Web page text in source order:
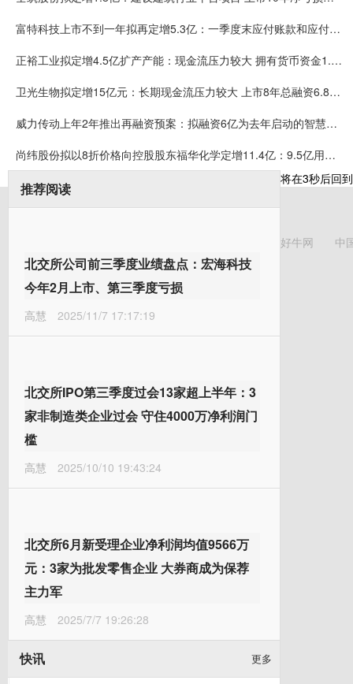
富特科技上市不到一年拟再定增5.3亿：一季度末应付账款和应付票据约为12亿 去年营收仅为19亿
正裕工业拟定增4.5亿扩产产能：现金流压力较大 拥有货币资金1.7亿短期借款4.6亿
卫光生物拟定增15亿元：长期现金流压力较大 上市8年总融资6.8亿分红5亿
威力传动上年2年推出再融资预案：拟融资6亿为去年启动的智慧工厂筹资 现金流压力大
尚纬股份拟以8折价格向控股股东福华化学定增11.4亿：9.5亿用于补流 公司现金流相对充裕
推荐阅读
北交所公司前三季度业绩盘点：宏海科技
今年2月上市、第三季度亏损
高慧 2025/11/7 17:17:19
北交所IPO第三季度过会13家超上半年：3
家非制造类企业过会 守住4000万净利润门
槛
高慧 2025/10/10 19:43:24
北交所6月新受理企业净利润均值9566万
元：3家为批发零售企业 大券商成为保荐
主力军
高慧 2025/7/7 19:26:28
快讯 更多
将在3秒后回
好牛网 中